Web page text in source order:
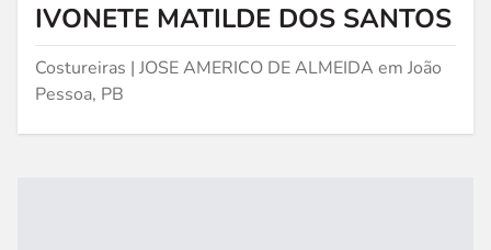
IVONETE MATILDE DOS SANTOS
Costureiras | JOSE AMERICO DE ALMEIDA em João
Pessoa, PB